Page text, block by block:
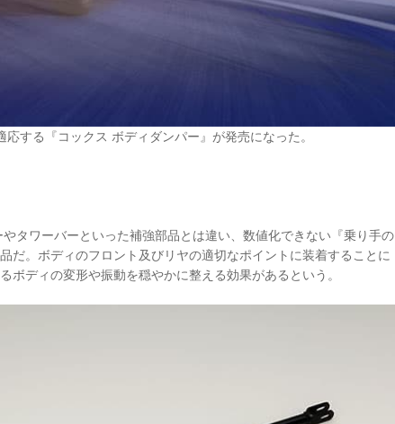
する『コックス ボディダンパー』が発売になった。
タワーバーといった補強部品とは違い、数値化できない『乗り手の
だ。ボディのフロント及びリヤの適切なポイントに装着することに
ボディの変形や振動を穏やかに整える効果があるという。